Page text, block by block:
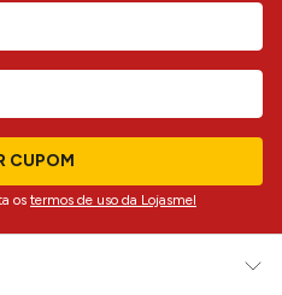
CUPOM
os termos de uso da Lojasmel